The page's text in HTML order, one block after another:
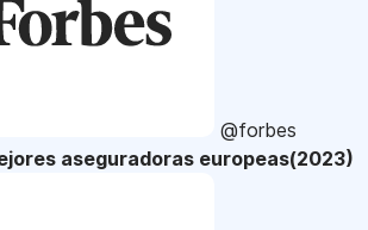
@forbes
aseguradoras europeas(2023)